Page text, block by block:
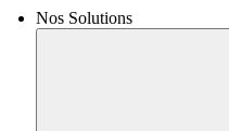
Nos Solutions